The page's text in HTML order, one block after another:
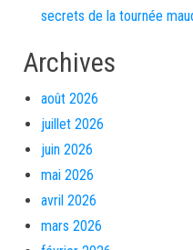
secrets de la tournée
Archives
août 2026
juillet 2026
juin 2026
mai 2026
avril 2026
mars 2026